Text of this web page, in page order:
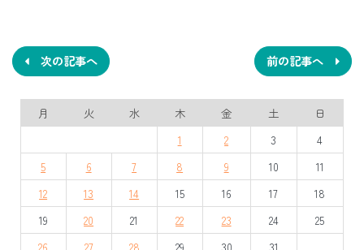
稿
ナ
ビ
ゲ
ー
シ
ョ
ン
前の記事へ
次の記事へ
月 火 水 木 金 土
日
1
2 3
4
5
6 7 8 9 10
11
12
13 14 15 16 17
18
19
20 21 22 23 24
25